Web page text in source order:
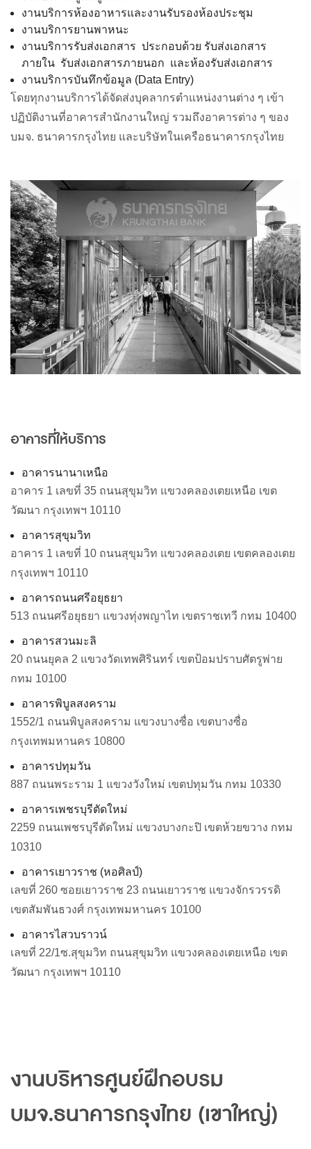
งานบริการห้องอาหารและงานรับรองห้องประชุม
งานบริการยานพาหนะ
งานบริการรับส่งเอกสาร ประกอบด้วย รับส่งเอกสาร
ภายใน รับส่งเอกสารภายนอก และห้องรับส่งเอกสาร
งานบริการบันทึกข้อมูล (Data Entry)
โดยทุกงานบริการได้จัดส่งบุคลากรตำแหน่งงานต่าง ๆ เข้า
ปฏิบัติงานที่อาคารสำนักงานใหญ่ รวมถึงอาคารต่าง ๆ ของ
บมจ. ธนาคารกรุงไทย และบริษัทในเครือธนาคารกรุงไทย
อาคารที่ให้บริการ
อาคารนานาเหนือ
อาคาร 1 เลขที่ 35 ถนนสุขุมวิท แขวงคลองเตยเหนือ เขต
วัฒนา กรุงเทพฯ 10110
อาคารสุขุมวิท
อาคาร 1 เลขที่ 10 ถนนสุขุมวิท แขวงคลองเตย เขตคลองเตย
กรุงเทพฯ 10110
อาคารถนนศรีอยุธยา
513 ถนนศรีอยุธยา แขวงทุ่งพญาไท เขตราชเทวี กทม 10400
อาคารสวนมะลิ
20 ถนนยุคล 2 แขวงวัดเทพศิรินทร์ เขตป้อมปราบศัตรูพ่าย
กทม 10100
อาคารพิบูลสงคราม
1552/1 ถนนพิบูลสงคราม แขวงบางซื่อ เขตบางซื่อ
กรุงเทพมหานคร 10800
อาคารปทุมวัน
887 ถนนพระราม 1 แขวงวังใหม่ เขตปทุมวัน กทม 10330
อาคารเพชรบุรีตัดใหม่
2259 ถนนเพชรบุรีตัดใหม่ แขวงบางกะปิ เขตห้วยขวาง กทม
10310
อาคารเยาวราช (หอศิลป์)
เลขที่ 260 ซอยเยาวราช 23 ถนนเยาวราช แขวงจักรวรรดิ
เขตสัมพันธวงศ์ กรุงเทพมหานคร 10100
อาคารไสวบราวน์
เลขที่ 22/1ซ.สุขุมวิท ถนนสุขุมวิท แขวงคลองเตยเหนือ เขต
วัฒนา กรุงเทพฯ 10110
งานบริหารศูนย์ฝึกอบรม
บมจ.ธนาคารกรุงไทย (เขาใหญ่)